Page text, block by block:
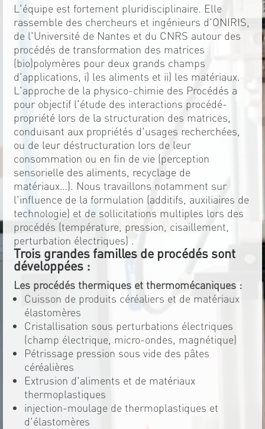
L'équipe est fortement pluridisciplinaire. Elle
rassemble des chercheurs et ingénieurs d'ONIRIS,
de l'Université de Nantes et du CNRS autour des
procédés de transformation des matrices
(bio)polymères pour deux grands champs
d'applications, i) les aliments et ii) les matériaux.
L'approche de la physico-chimie des Procédés a
pour objectif l'étude des interactions procédé-
propriété lors de la structuration des matrices,
conduisant aux propriétés d'usages recherchées,
ou de leur déstructuration lors de leur
consommation ou en fin de vie (perception
sensorielle des aliments, recyclage de
matériaux…). Nous travaillons notamment sur
l'influence de la formulation (additifs, auxiliaires de
technologie) et de sollicitations multiples lors des
procédés (température, pression, cisaillement,
perturbation électriques) .
Trois grandes familles de procédés sont
développées :
Les procédés thermiques et thermomécaniques :
Cuisson de produits céréaliers et de matériaux
élastomères
Cristallisation sous perturbations électriques
(champ électrique, micro-ondes, magnétique)
Pétrissage pression sous vide des pâtes
céréalières
Extrusion d'aliments et de matériaux
thermoplastiques
injection-moulage de thermoplastiques et
d'élastomères